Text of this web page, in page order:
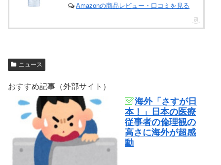
Amazonの商品レビュー・口コミを見る
ニュース
おすすめ記事（外部サイト）
海外「さすが日
本！」日本の医療
従事者の倫理観の
高さに海外が超感
動